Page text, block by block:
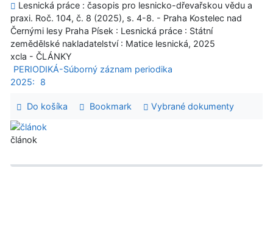
Lesnická práce : časopis pro lesnicko-dřevařskou vědu a
praxi. Roč. 104, č. 8 (2025), s. 4-8. - Praha Kostelec nad
Černými lesy Praha Písek : Lesnická práce : Státní
zemědělské nakladatelství : Matice lesnická, 2025
xcla - ČLÁNKY
PERIODIKÁ-Súborný záznam periodika
2025:
8
Do košíka Bookmark Vybrané dokumenty
článok